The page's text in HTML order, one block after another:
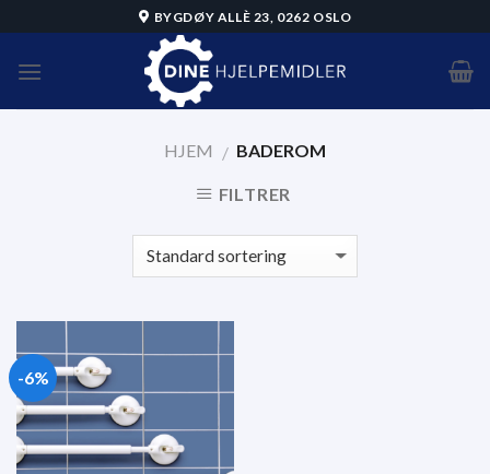
to
content
BYGDØY ALLÈ 23, 0262 OSLO
HJEM / BADEROM
FILTRER
-6%